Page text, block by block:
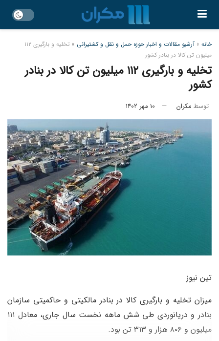
خانه » آرشیو مقالات و اخبار حوزه حمل و نقل و کشتیرانی »
تخلیه و بارگیری ۱۱۲
میلیون تن کالا در بنادر کشور
تخلیه و بارگیری ۱۱۲ میلیون تن کالا در بنادر
کشور
توسط مکران ۱۰ مهر ۱۴۰۲
تین نیوز
میزان تخلیه و بارگیری کالا در بنادر مالکیتی و حاکمیتی سازمان
بنادر و دریانوردی طی شش ماهه نخست سال جاری، معادل ۱۱۱
میلیون و ۸۰۶ هزار و ۳۱۳ تن بود.